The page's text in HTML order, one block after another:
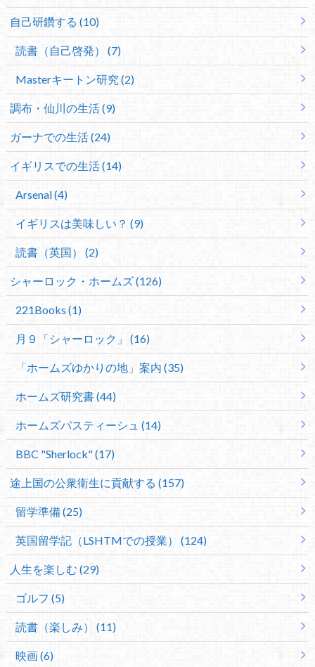
自己研鑽する (10)
読書（自己啓発） (7)
Masterキートン研究 (2)
調布・仙川の生活 (9)
ガーナでの生活 (24)
イギリスでの生活 (14)
Arsenal (4)
イギリスは美味しい？ (9)
読書（英国） (2)
シャーロック・ホームズ (126)
221Books (1)
月９「シャーロック」 (16)
「ホームズゆかりの地」案内 (35)
ホームズ研究書 (44)
ホームズパスティーシュ (14)
BBC "Sherlock" (17)
途上国の公衆衛生に貢献する (157)
留学準備 (25)
英国留学記（LSHTMでの授業） (124)
人生を楽しむ (29)
ゴルフ (5)
読書（楽しみ） (11)
映画 (6)